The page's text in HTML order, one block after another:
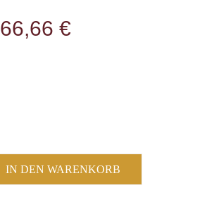
Ursprünglicher
66,66 €Aktueller
IN DEN WARENKORB